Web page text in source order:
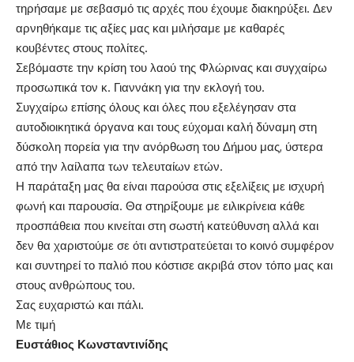
τηρήσαμε με σεβασμό τις αρχές που έχουμε διακηρύξει. Δεν
αρνηθήκαμε τις αξίες μας και μιλήσαμε με καθαρές
κουβέντες στους πολίτες.
Σεβόμαστε την κρίση του λαού της Φλώρινας και συγχαίρω
προσωπικά τον κ. Γιαννάκη για την εκλογή του.
Συγχαίρω επίσης όλους και όλες που εξελέγησαν στα
αυτοδιοικητικά όργανα και τους εύχομαι καλή δύναμη στη
δύσκολη πορεία για την ανόρθωση του Δήμου μας, ύστερα
από την λαίλαπα των τελευταίων ετών.
Η παράταξη μας θα είναι παρούσα στις εξελίξεις με ισχυρή
φωνή και παρουσία. Θα στηρίξουμε με ειλικρίνεια κάθε
προσπάθεια που κινείται στη σωστή κατεύθυνση αλλά και
δεν θα χαριστούμε σε ότι αντιστρατεύεται το κοινό συμφέρον
και συντηρεί το παλιό που κόστισε ακριβά στον τόπο μας και
στους ανθρώπους του.
Σας ευχαριστώ και πάλι.
Με τιμή
Ευστάθιος Κωνσταντινίδης